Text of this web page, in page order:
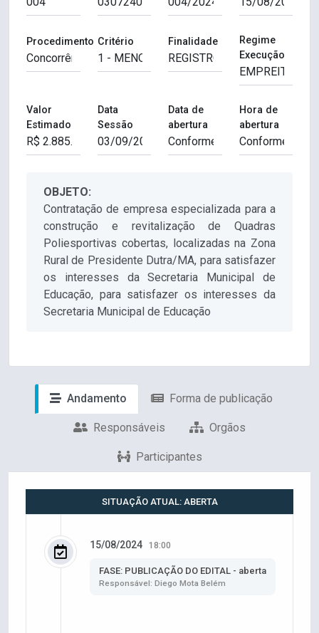
Procedimento Critério Finalidade
Regime
Execução
Valor
Estimado
Data
Sessão
Data de
abertura
Hora de
abertura
OBJETO:
Contratação de empresa especializada para a
construção e revitalização de Quadras
Poliesportivas cobertas, localizadas na Zona
Rural de Presidente Dutra/MA, para satisfazer
os interesses da Secretaria Municipal de
Educação, para satisfazer os interesses da
Secretaria Municipal de Educação
Andamento Forma de publicação
Responsáveis Orgãos
Participantes
SITUAÇÃO ATUAL: ABERTA
15/08/2024 18:00
FASE: PUBLICAÇÃO DO EDITAL - aberta
Responsável: Diego Mota Belém